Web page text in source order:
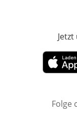
Öffnet
Folge